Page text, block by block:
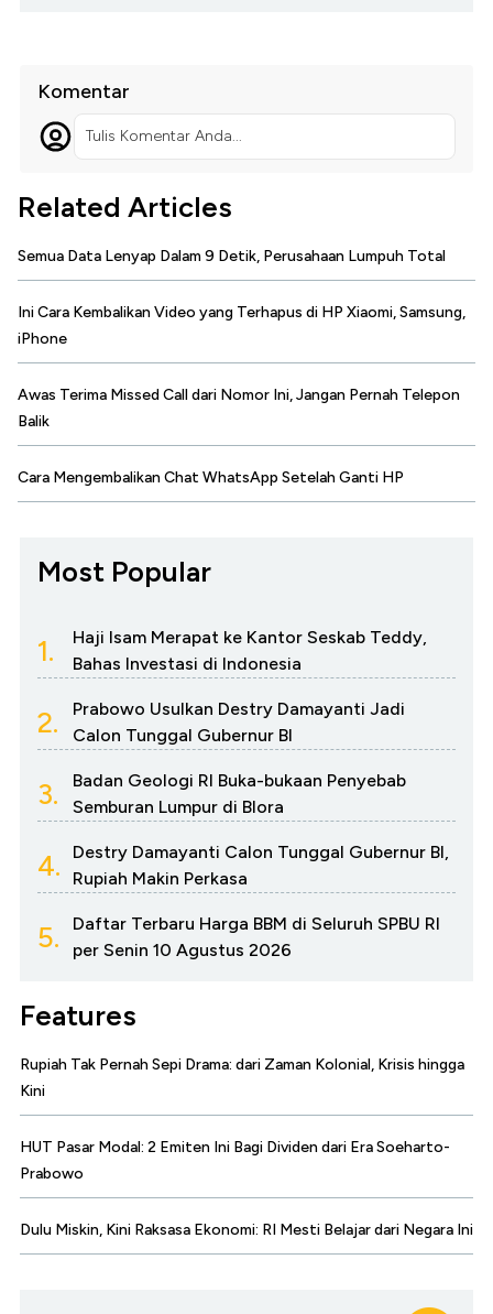
Komentar
Tulis Komentar Anda...
Related Articles
Semua Data Lenyap Dalam 9 Detik, Perusahaan Lumpuh Total
Ini Cara Kembalikan Video yang Terhapus di HP Xiaomi, Samsung,
iPhone
Awas Terima Missed Call dari Nomor Ini, Jangan Pernah Telepon
Balik
Cara Mengembalikan Chat WhatsApp Setelah Ganti HP
Most Popular
1.
Haji Isam Merapat ke Kantor Seskab Teddy,
Bahas Investasi di Indonesia
2.
Prabowo Usulkan Destry Damayanti Jadi
Calon Tunggal Gubernur BI
3.
Badan Geologi RI Buka-bukaan Penyebab
Semburan Lumpur di Blora
4.
Destry Damayanti Calon Tunggal Gubernur BI,
Rupiah Makin Perkasa
5.
Daftar Terbaru Harga BBM di Seluruh SPBU RI
per Senin 10 Agustus 2026
Features
Rupiah Tak Pernah Sepi Drama: dari Zaman Kolonial, Krisis hingga
Kini
HUT Pasar Modal: 2 Emiten Ini Bagi Dividen dari Era Soeharto-
Prabowo
Dulu Miskin, Kini Raksasa Ekonomi: RI Mesti Belajar dari Negara Ini